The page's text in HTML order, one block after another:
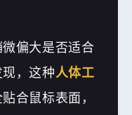
偏大是否适合
，这种人体工
合鼠标表面，